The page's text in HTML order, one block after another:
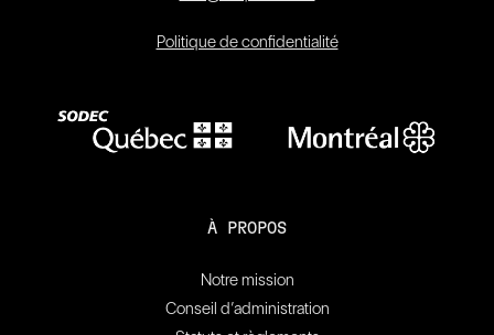
Politique de confidentialité
À PROPOS
Notre mission
Conseil d’administration